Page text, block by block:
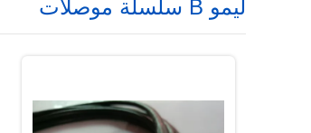
ليمو B سلسلة موصلات